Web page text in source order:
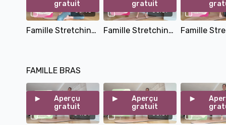
gratuit
Famille Stretching Jambes_c1_ Le Stretching Des Ischio-Jambiens1
gratuit
Famille Stretching Jambes_c2_ Le Stretching Des Mollets Et Des Tendons D’Achille
FAMILLE BRAS
04:59
Aperçu
gratuit
05:37
Aperçu
gratuit